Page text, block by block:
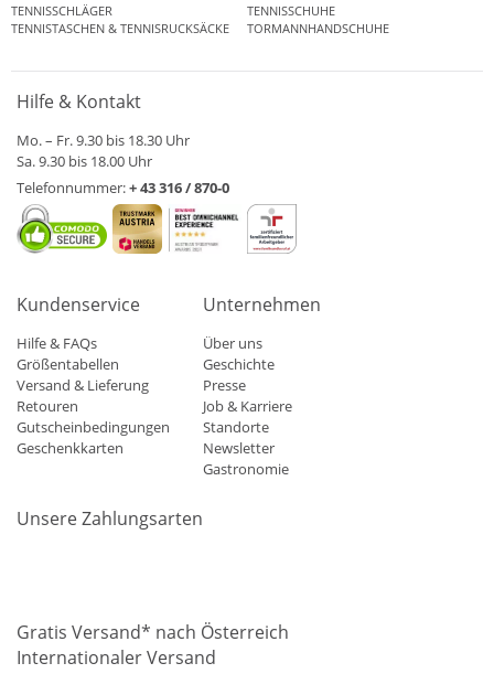
TENNISSCHLÄGER
TENNISSCHUHE
TENNISTASCHEN & TENNISRUCKSÄCKE
TORMANNHANDSCHUHE
Hilfe & Kontakt
Mo. – Fr. 9.30 bis 18.30 Uhr
Sa. 9.30 bis 18.00 Uhr
Telefonnummer:+ 43 316 / 870-0
Kundenservice
Hilfe & FAQs
Größentabellen
Versand & Lieferung
Retouren
Gutscheinbedingungen
Geschenkkarten
Unternehmen
Über uns
Geschichte
Presse
Job & Karriere
Standorte
Newsletter
Gastronomie
Unsere Zahlungsarten
Gratis Versand* nach Österreich
Internationaler Versand